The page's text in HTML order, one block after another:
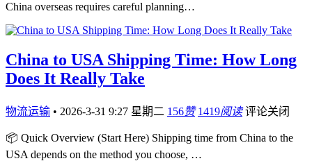
China overseas requires careful planning…
China to USA Shipping Time: How Long
Does It Really Take
物流运输 • 2026-3-31 9:27 星期二 156赞 1419阅读 评论关闭
📦 Quick Overview (Start Here) Shipping time from China to the
USA depends on the method you choose, …